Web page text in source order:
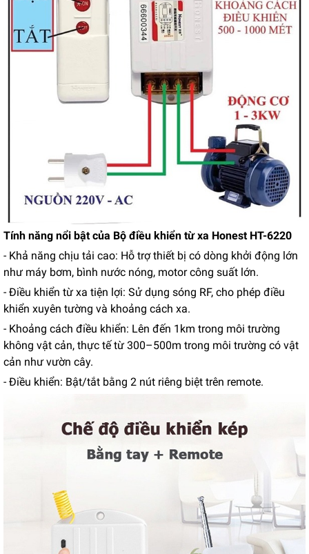
Tính năng nổi bật của Bộ điều khiển từ xa Honest HT-6220
- Khả năng chịu tải cao: Hỗ trợ thiết bị có dòng khởi động lớn
như máy bơm, bình nước nóng, motor công suất lớn.
- Điều khiển từ xa tiện lợi: Sử dụng sóng RF, cho phép điều
khiển xuyên tường và khoảng cách xa.
- Khoảng cách điều khiển: Lên đến 1km trong môi trường
không vật cản, thực tế từ 300–500m trong môi trường có vật
cản như vườn cây.
- Điều khiển: Bật/tắt bằng 2 nút riêng biệt trên remote.